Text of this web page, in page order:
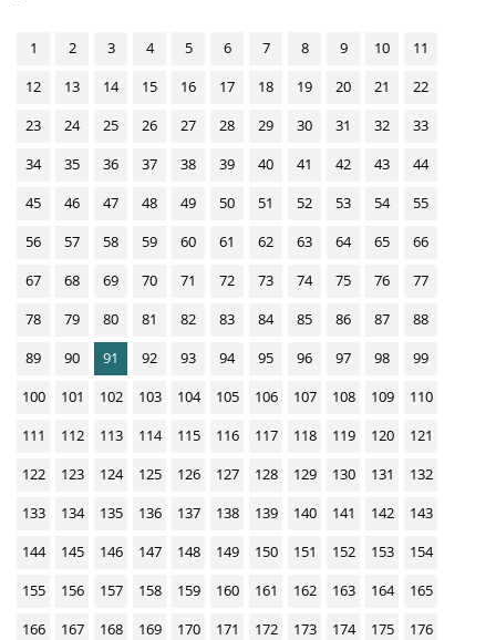
o
a
s
a
t
i
D
o
w
o
a
d
1 2 3 4 5 6 7 8 9 10
11
12
13 14 15 16 17 18 19 20 21
22
23
24 25 26 27 28 29 30 31 32
33
34
35 36 37 38 39 40 41 42 43
44
45
46 47 48 49 50 51 52 53 54
55
56
57 58 59 60 61 62 63 64 65
66
67
68 69 70 71 72 73 74 75 76
77
78
79 80 81 82 83 84 85 86 87
88
89
90 91 92 93 94 95 96 97 98
99
100
101 102 103 104 105 106 107 108 109
110
111
112 113 114 115 116 117 118 119 120
121
122
123 124 125 126 127 128 129 130 131
132
133
134 135 136 137 138 139 140 141 142
143
144
145 146 147 148 149 150 151 152 153
154
155
156 157 158 159 160 161 162 163 164
165
166
167 168 169 170 171 172 173 174 175
176